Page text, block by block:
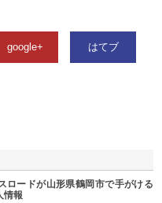
google+ はてブ
ロードが山形県鶴岡市で手がける
情報